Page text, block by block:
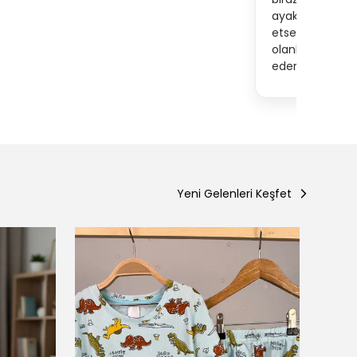
ayak
etsem daha
olanlar 3 4
ederim
Yeni Gelenleri Keşfet